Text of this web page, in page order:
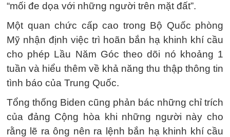
“mối đe dọa với những người trên mặt đất”.
Một quan chức cấp cao trong Bộ Quốc phòng
Mỹ nhận định việc trì hoãn bắn hạ khinh khí cầu
cho phép Lầu Năm Góc theo dõi nó khoảng 1
tuần và hiểu thêm về khả năng thu thập thông tin
tình báo của Trung Quốc.
Tổng thống Biden cũng phản bác những chỉ trích
của đảng Cộng hòa khi những người này cho
rằng lẽ ra ông nên ra lệnh bắn hạ khinh khí cầu